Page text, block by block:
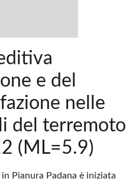
e del
nelle
del terremoto
(ML=5.9)
Pianura Padana è iniziata